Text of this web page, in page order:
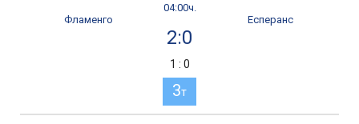
04:00ч.
Фламенго
2:0
Есперанс
1 : 0
3т